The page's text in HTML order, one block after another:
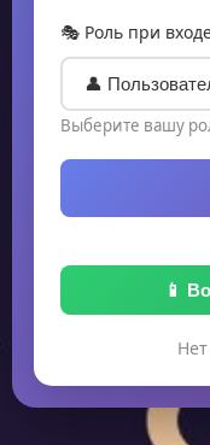
🎭 Роль при
Выберите вашу
📱